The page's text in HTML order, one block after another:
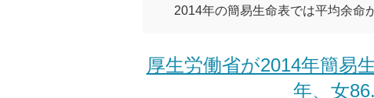
2014年の簡易生命表では平均余命
厚生労働省が2014年簡易
年、女